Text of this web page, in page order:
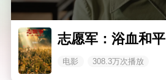
志愿军：浴血和平
电影 308.3万次播放